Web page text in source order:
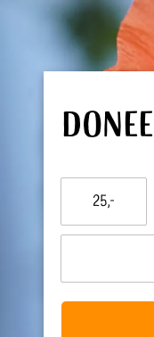
bedrag
wil
25,-